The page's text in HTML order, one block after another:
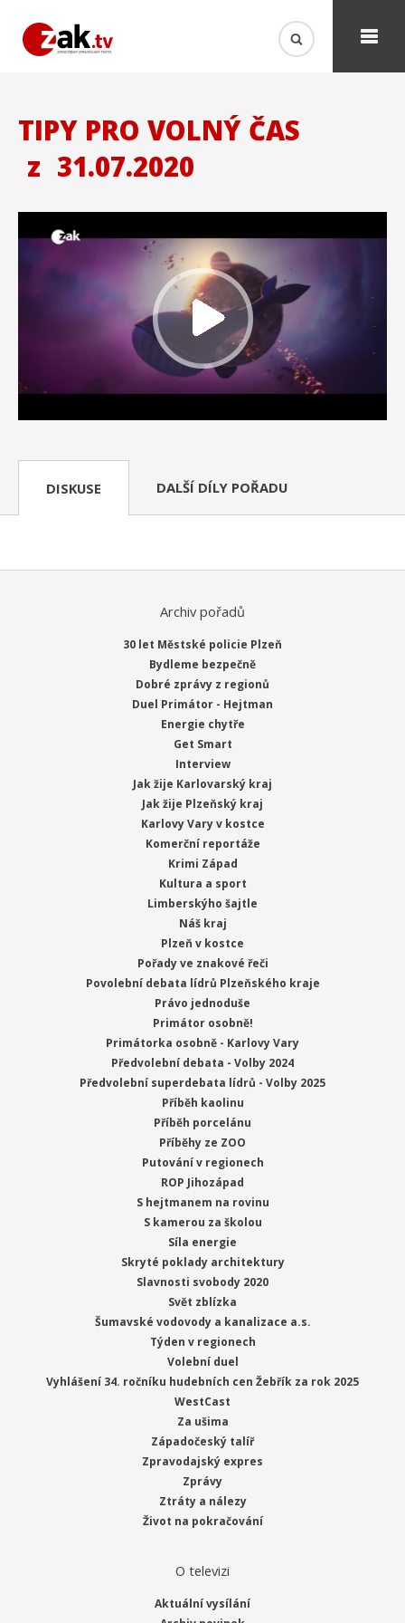
TIPY PRO VOLNÝ ČAS
z 31.07.2020
DISKUSE DALŠÍ DÍLY POŘADU
Archiv pořadů
30 let Městské policie Plzeň
Bydleme bezpečně
Dobré zprávy z regionů
Duel Primátor - Hejtman
Energie chytře
Get Smart
Interview
Jak žije Karlovarský kraj
Jak žije Plzeňský kraj
Karlovy Vary v kostce
Komerční reportáže
Krimi Západ
Kultura a sport
Limberskýho šajtle
Náš kraj
Plzeň v kostce
Pořady ve znakové řeči
Povolební debata lídrů Plzeňského kraje
Právo jednoduše
Primátor osobně!
Primátorka osobně - Karlovy Vary
Předvolební debata - Volby 2024
Předvolební superdebata lídrů - Volby 2025
Příběh kaolinu
Příběh porcelánu
Příběhy ze ZOO
Putování v regionech
ROP Jihozápad
S hejtmanem na rovinu
S kamerou za školou
Síla energie
Skryté poklady architektury
Slavnosti svobody 2020
Svět zblízka
Šumavské vodovody a kanalizace a.s.
Týden v regionech
Volební duel
Vyhlášení 34. ročníku hudebních cen Žebřík za rok 2025
WestCast
Za ušima
Západočeský talíř
Zpravodajský expres
Zprávy
Ztráty a nálezy
Život na pokračování
O televizi
Aktuální vysílání